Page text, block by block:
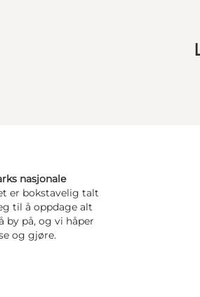
nasjonale
er bokstavelig talt
til å oppdage alt
by på, og vi håper
og gjøre.